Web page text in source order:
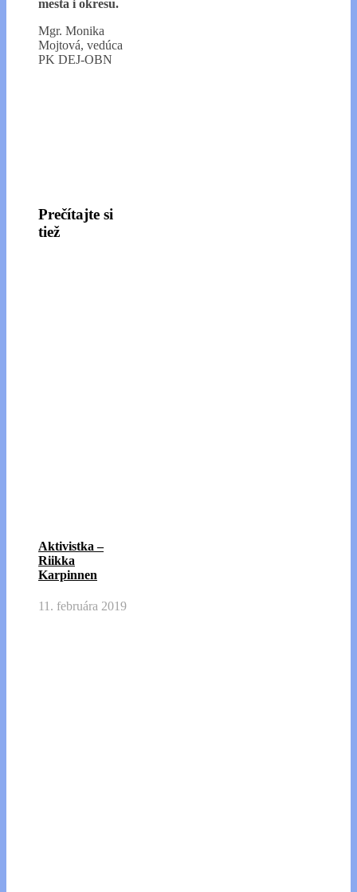
mesta i okresu.
Mgr. Monika
Mojtová, vedúca
PK DEJ-OBN
Prečítajte si
tiež
Aktivistka –
Riikka
Karpinnen
11. februára 2019